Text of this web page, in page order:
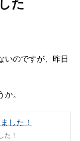
た
いのですが、昨日
。
！